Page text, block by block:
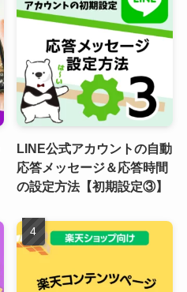
LINE公式アカウントの自動
応答メッセージ＆応答時間
の設定方法【初期設定③】